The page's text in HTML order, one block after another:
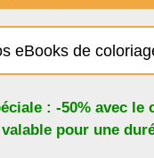
eBooks de
: -50% avec le
pour une